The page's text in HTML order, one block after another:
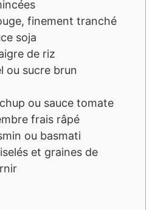
finement tranché
soja
de riz
ou sucre brun
ou sauce tomate
frais râpé
ou basmati
et graines de